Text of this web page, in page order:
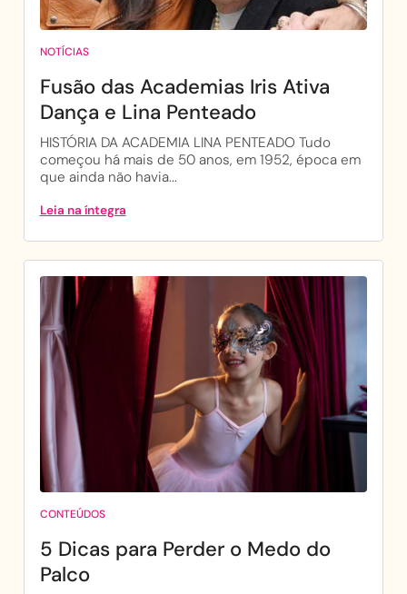
NOTÍCIAS
Fusão das Academias Iris Ativa
Dança e Lina Penteado
HISTÓRIA DA ACADEMIA LINA PENTEADO Tudo
começou há mais de 50 anos, em 1952, época em
que ainda não havia...
Leia na íntegra
CONTEÚDOS
5 Dicas para Perder o Medo do
Palco